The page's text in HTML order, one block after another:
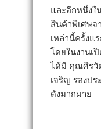
และอีกหนึ่งใ
สินค้าพิเศษจ
เหล่านี้ครั้งแ
โดยในงานเ
ได้มี คุณศิรวั
เจริญ รองป
ดังมากมาย